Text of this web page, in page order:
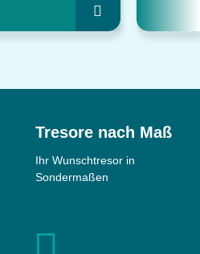
Tresore nach Maß
Ihr Wunschtresor in
Sondermaßen